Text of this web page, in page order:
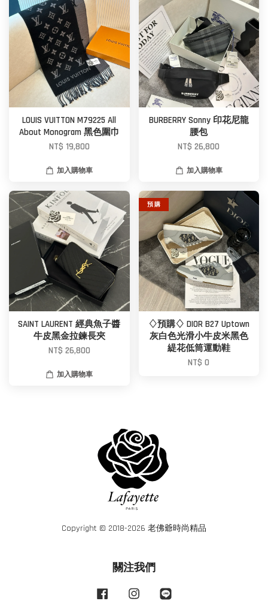
LOUIS VUITTON M79225 All
About Monogram 黑色圍巾
NT$ 19,800
加入購物車
BURBERRY Sonny 印花尼龍
腰包
NT$ 26,800
加入購物車
SAINT LAURENT 經典魚子醬
牛皮黑金拉鍊長夾
NT$ 26,800
加入購物車
預 購
♢預購♢ DIOR B27 Uptown
灰白⾊光滑小⽜皮米⿊⾊
緹花低筒運動鞋
NT$ 0
Copyright © 2018-2026 老佛爺時尚精品
關注我們
Facebook Instagram